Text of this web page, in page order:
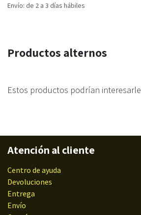
Envío: de 2 a 3 días hábiles
Productos alternos
Estos productos podrían interesarle
Atención al cliente
Centro de ayuda
Devoluciones
Entrega
Envío